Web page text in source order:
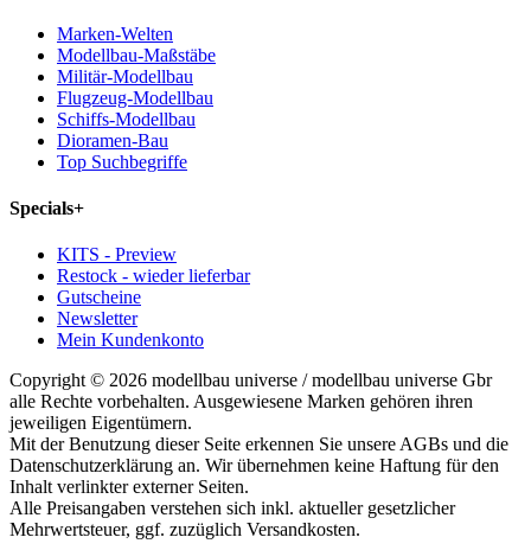
Marken-Welten
Modellbau-Maßstäbe
Militär-Modellbau
Flugzeug-Modellbau
Schiffs-Modellbau
Dioramen-Bau
Top Suchbegriffe
Specials+
KITS - Preview
Restock - wieder lieferbar
Gutscheine
Newsletter
Mein Kundenkonto
Copyright © 2026 modellbau universe / modellbau universe Gbr
alle Rechte vorbehalten. Ausgewiesene Marken gehören ihren
jeweiligen Eigentümern.
Mit der Benutzung dieser Seite erkennen Sie unsere AGBs und die
Datenschutzerklärung an. Wir übernehmen keine Haftung für den
Inhalt verlinkter externer Seiten.
Alle Preisangaben verstehen sich inkl. aktueller gesetzlicher
Mehrwertsteuer, ggf. zuzüglich Versandkosten.